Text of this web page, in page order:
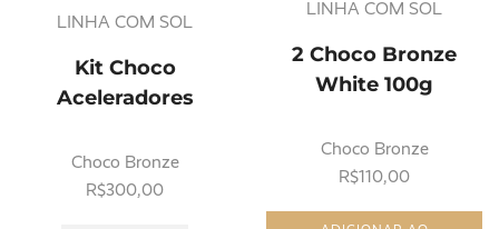
LINHA COM SOL
2 Choco Bronze
White 100g
Choco Bronze
R$110,00
LINHA COM SOL
Kit Choco
Aceleradores
Choco Bronze
R$300,00